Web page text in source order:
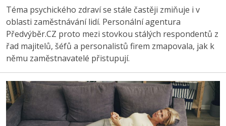
Téma psychického zdraví se stále častěji zmiňuje i v
oblasti zaměstnávání lidí. Personální agentura
Předvýběr.CZ proto mezi stovkou stálých respondentů z
řad majitelů, šéfů a personalistů firem zmapovala, jak k
němu zaměstnavatelé přistupují.